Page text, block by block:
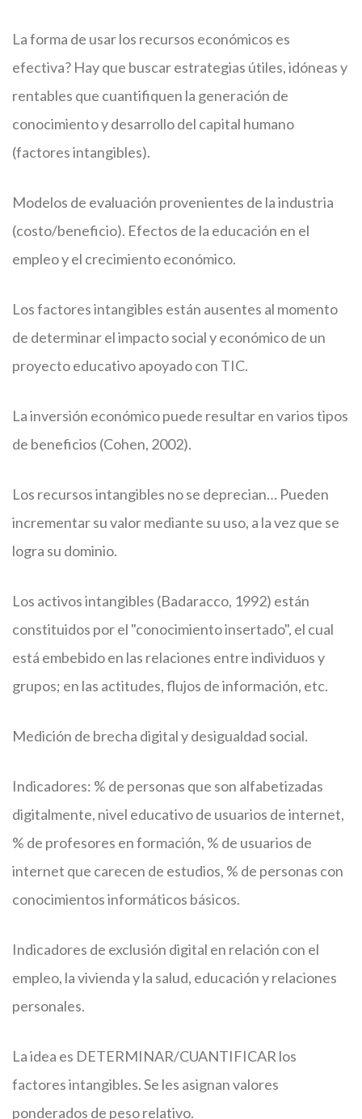
La forma de usar los recursos económicos es
efectiva? Hay que buscar estrategias útiles, idóneas y
rentables que cuantifiquen la generación de
conocimiento y desarrollo del capital humano
(factores intangibles).
Modelos de evaluación provenientes de la industria
(costo/beneficio). Efectos de la educación en el
empleo y el crecimiento económico.
Los factores intangibles están ausentes al momento
de determinar el impacto social y económico de un
proyecto educativo apoyado con TIC.
La inversión económico puede resultar en varios tipos
de beneficios (Cohen, 2002).
Los recursos intangibles no se deprecian… Pueden
incrementar su valor mediante su uso, a la vez que se
logra su dominio.
Los activos intangibles (Badaracco, 1992) están
constituidos por el "conocimiento insertado", el cual
está embebido en las relaciones entre individuos y
grupos; en las actitudes, flujos de información, etc.
Medición de brecha digital y desigualdad social.
Indicadores: % de personas que son alfabetizadas
digitalmente, nivel educativo de usuarios de internet,
% de profesores en formación, % de usuarios de
internet que carecen de estudios, % de personas con
conocimientos informáticos básicos.
Indicadores de exclusión digital en relación con el
empleo, la vivienda y la salud, educación y relaciones
personales.
La idea es DETERMINAR/CUANTIFICAR los
factores intangibles. Se les asignan valores
ponderados de peso relativo.